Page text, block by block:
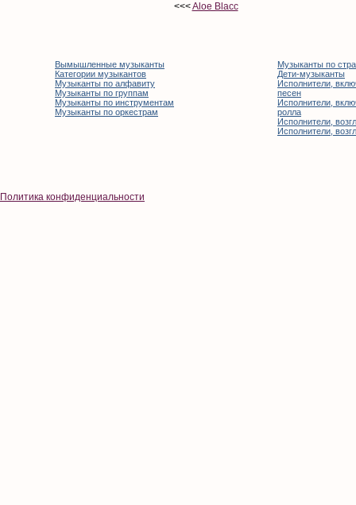
<<<Aloe Blacc
Вымышленные музыканты
Категории музыкантов
Музыканты по алфавиту
Музыканты по группам
Музыканты по инструментам
Музыканты по оркестрам
Музыканты по
Дети-музыканты
Исполнители,
песен
Исполнители,
ролла
Исполнители,
Исполнители,
Политика конфиденциальности